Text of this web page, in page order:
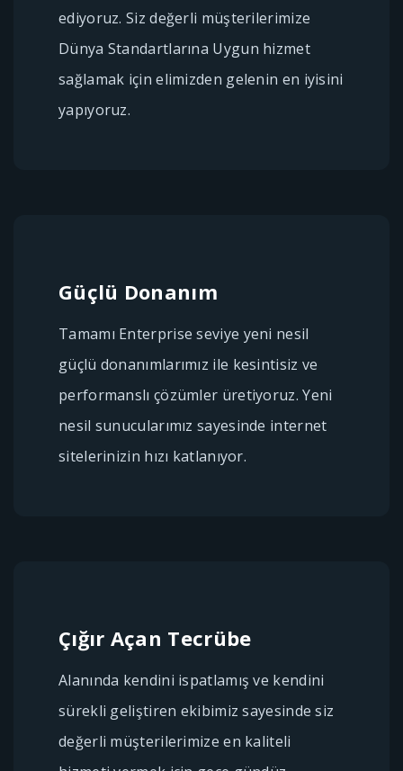
ediyoruz. Siz değerli müşterilerimize
Dünya Standartlarına Uygun hizmet
sağlamak için elimizden gelenin en iyisini
yapıyoruz.
Güçlü Donanım
Tamamı Enterprise seviye yeni nesil
güçlü donanımlarımız ile kesintisiz ve
performanslı çözümler üretiyoruz. Yeni
nesil sunucularımız sayesinde internet
sitelerinizin hızı katlanıyor.
Çığır Açan Tecrübe
Alanında kendini ispatlamış ve kendini
sürekli geliştiren ekibimiz sayesinde siz
değerli müşterilerimize en kaliteli